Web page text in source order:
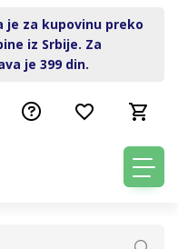
je za kupovinu preko
iz Srbije. Za
je 399 din.